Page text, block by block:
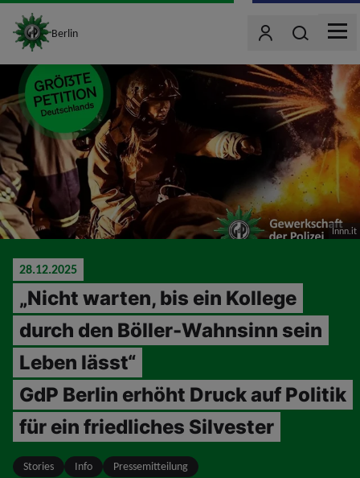
jumpToMain
site_logo
Berlin BenutzerWonach
MENU
Innn.it
28.12.2025
„Nicht warten, bis ein Kollege
durch den Böller-Wahnsinn sein
Leben lässt“
GdP Berlin erhöht Druck auf Politik
für ein friedliches Silvester
Stories Info Pressemitteilung